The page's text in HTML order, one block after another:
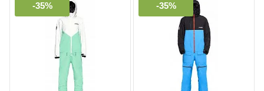
-35% -35%